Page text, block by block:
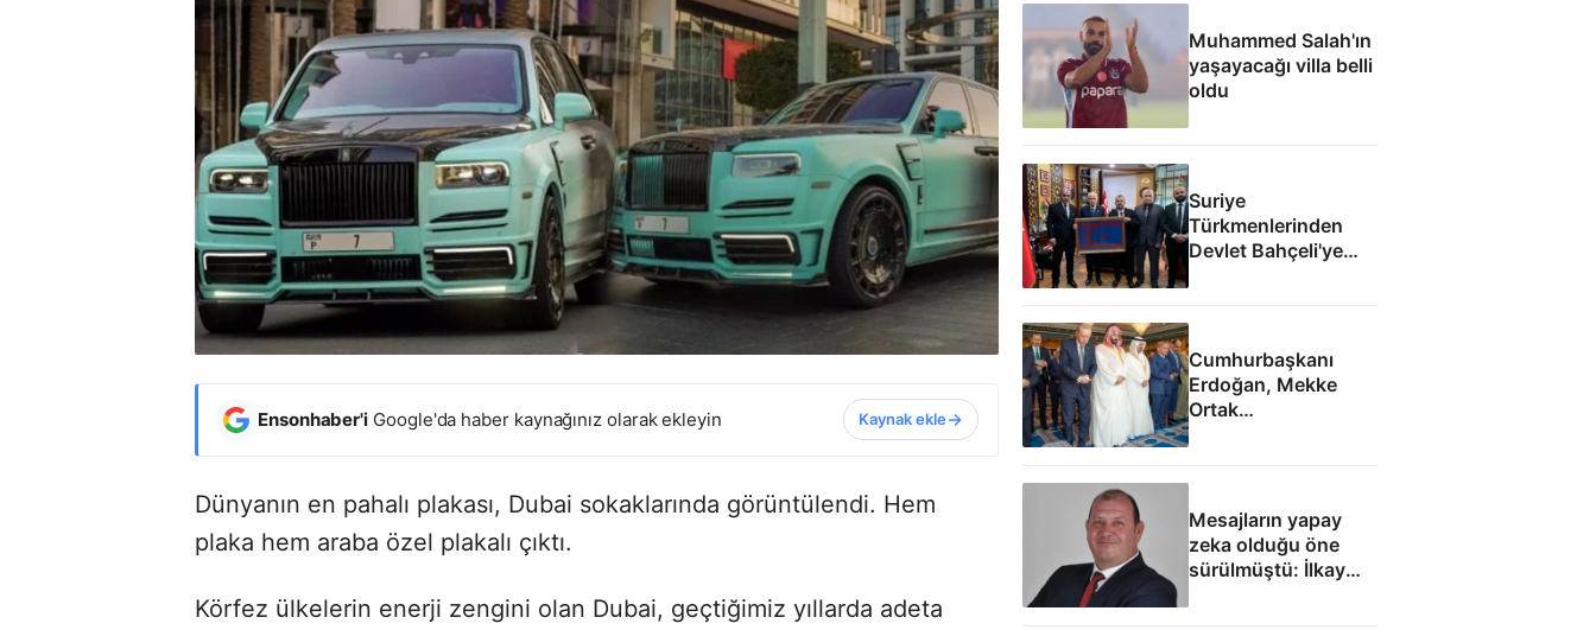
Ensonhaber'i Google'da haber kaynağınız olarak ekleyin Kaynak ekle
Dünyanın en pahalı plakası, Dubai sokaklarında görüntülendi. Hem
plaka hem araba özel plakalı çıktı.
Körfez ülkelerin enerji zengini olan Dubai, geçtiğimiz yıllarda adeta
Muhammed Salah'ın
yaşayacağı villa belli
oldu
Suriye
Türkmenlerinden
Devlet Bahçeli'ye
yapılanma gündemi
Cumhurbaşkanı
Erdoğan, Mekke
Ortak
Anlaşması'ndan
kıldı
Mesajların yapay
zeka olduğu öne
sürülmüştü: İlkay